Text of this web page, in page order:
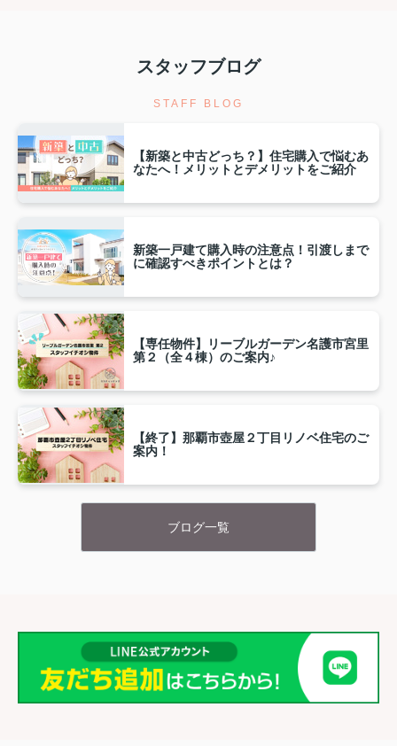
スタッフブログ
STAFF BLOG
【新築と中古どっち？】住宅購入で悩むあ
なたへ！メリットとデメリットをご紹介
新築一戸建て購入時の注意点！引渡しまで
に確認すべきポイントとは？
【専任物件】リーブルガーデン名護市宮里
第２（全４棟）のご案内♪
【終了】那覇市壺屋２丁目リノベ住宅のご
案内！
ブログ一覧